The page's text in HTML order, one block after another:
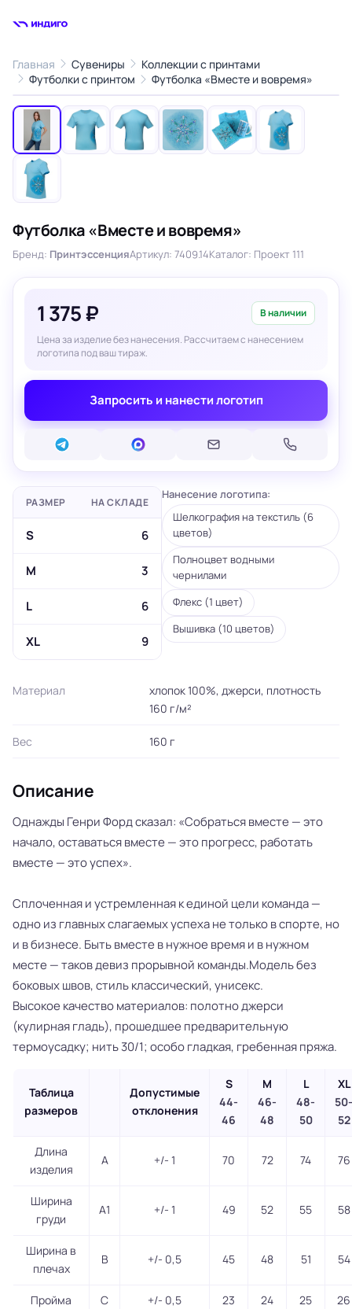
Главная Сувениры
Коллекции с принтами
Футболки с принтом
Футболка «Вместе и вовремя»
‹ ›
1
Футболка «Вместе и вовремя»
Бренд: ПринтэссенцияАртикул: 7409.14Каталог: Проект 111
1 375 ₽ В наличии
Цена за изделие без нанесения. Рассчитаем с нанесением
логотипа под ваш тираж.
Запросить и нанести логотип
РАЗМЕР НА СКЛАДЕ
S 6
M 3
L 6
XL 9
Нанесение логотипа:
Шелкография на текстиль (6
цветов)
Полноцвет водными
чернилами
Флекс (1 цвет)
Вышивка (10 цветов)
Материал
хлопок 100%, джерси, плотность
160 г/м²
Вес 160 г
Описание
Однажды Генри Форд сказал: «Собраться вместе — это
начало, оставаться вместе — это прогресс, работать
вместе — это успех».
Сплоченная и устремленная к единой цели команда —
одно из главных слагаемых успеха не только в спорте, но
и в бизнесе. Быть вместе в нужное время и в нужном
месте — таков девиз прорывной команды.Модель без
боковых швов, стиль классический, унисекс.
Высокое качество материалов: полотно джерси
(кулирная гладь), прошедшее предварительную
термоусадку; нить 30/1; особо гладкая, гребенная пряжа.
Таблица
размеров
Допустимые
отклонения
S
44-
46
M
46-
48
L
48-
50
XL
50-
52
Длина
изделия
A +/- 1 70 72 74 76
Ширина
груди
A1 +/- 1 49 52 55 58
Ширина в
плечах
B +/- 0,5 45 48 51 54
Пройма C +/- 0,5 23 24 25 26